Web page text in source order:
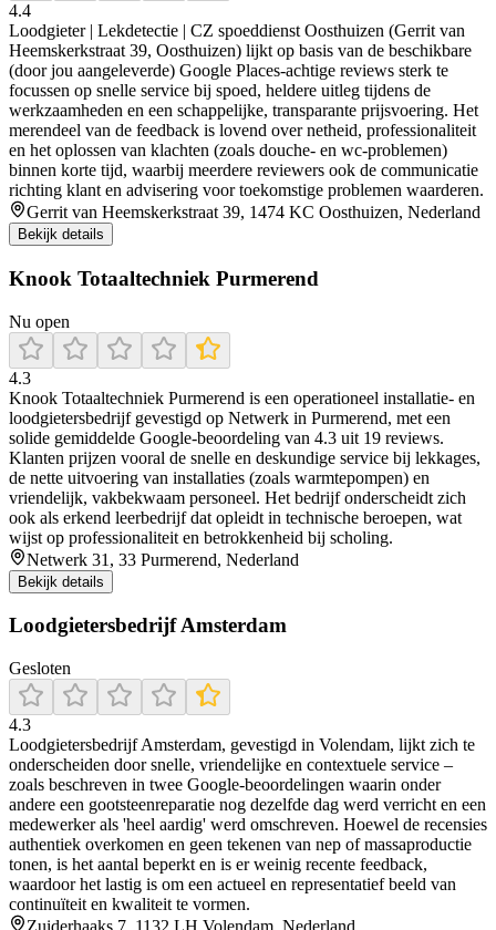
4.4
Loodgieter | Lekdetectie | CZ spoeddienst Oosthuizen (Gerrit van
Heemskerkstraat 39, Oosthuizen) lijkt op basis van de beschikbare
(door jou aangeleverde) Google Places-achtige reviews sterk te
focussen op snelle service bij spoed, heldere uitleg tijdens de
werkzaamheden en een schappelijke, transparante prijsvoering. Het
merendeel van de feedback is lovend over netheid, professionaliteit
en het oplossen van klachten (zoals douche- en wc-problemen)
binnen korte tijd, waarbij meerdere reviewers ook de communicatie
richting klant en advisering voor toekomstige problemen waarderen.
Gerrit van Heemskerkstraat 39, 1474 KC Oosthuizen, Nederland
Bekijk details
Knook Totaaltechniek Purmerend
Nu open
4.3
Knook Totaaltechniek Purmerend is een operationeel installatie- en
loodgietersbedrijf gevestigd op Netwerk in Purmerend, met een
solide gemiddelde Google-beoordeling van 4.3 uit 19 reviews.
Klanten prijzen vooral de snelle en deskundige service bij lekkages,
de nette uitvoering van installaties (zoals warmtepompen) en
vriendelijk, vakbekwaam personeel. Het bedrijf onderscheidt zich
ook als erkend leerbedrijf dat opleidt in technische beroepen, wat
wijst op professionaliteit en betrokkenheid bij scholing.
Netwerk 31, 33 Purmerend, Nederland
Bekijk details
Loodgietersbedrijf Amsterdam
Gesloten
4.3
Loodgietersbedrijf Amsterdam, gevestigd in Volendam, lijkt zich te
onderscheiden door snelle, vriendelijke en contextuele service –
zoals beschreven in twee Google-beoordelingen waarin onder
andere een gootsteenreparatie nog dezelfde dag werd verricht en een
medewerker als 'heel aardig' werd omschreven. Hoewel de recensies
authentiek overkomen en geen tekenen van nep of massaproductie
tonen, is het aantal beperkt en is er weinig recente feedback,
waardoor het lastig is om een actueel en representatief beeld van
continuïteit en kwaliteit te vormen.
Zuiderhaaks 7, 1132 LH Volendam, Nederland